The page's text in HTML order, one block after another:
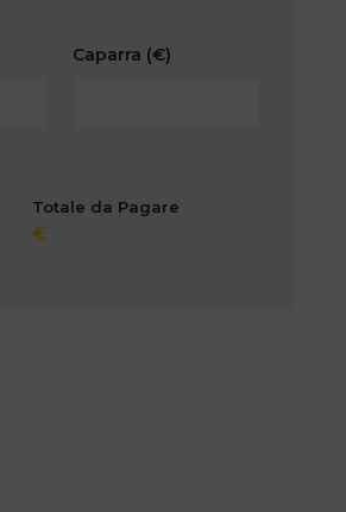
Caparra (€)
Totale da Pagare